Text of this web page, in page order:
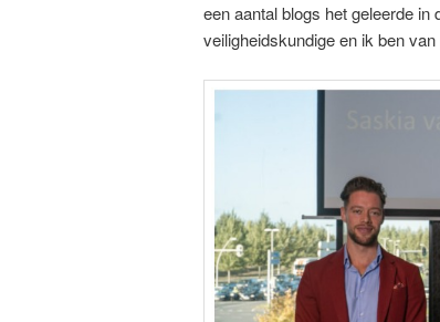
een aantal blogs het geleerde
veiligheidskundige en ik ben